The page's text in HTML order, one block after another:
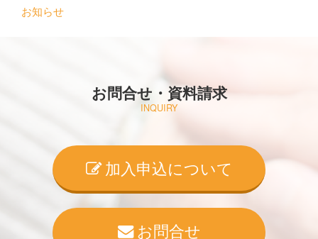
お知らせ
お問合せ・資料請求
INQUIRY
加入申込について
お問合せ